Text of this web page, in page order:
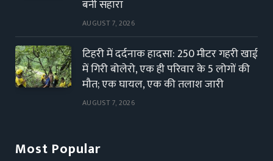
बनी सहारा
AUGUST 7, 2026
टिहरी में दर्दनाक हादसा: 250 मीटर गहरी खाई
में गिरी बोलेरो, एक ही परिवार के 5 लोगों की
मौत; एक घायल, एक की तलाश जारी
AUGUST 7, 2026
Most Popular